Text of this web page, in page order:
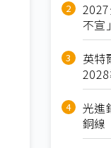
不宣
英特
光進
銅線